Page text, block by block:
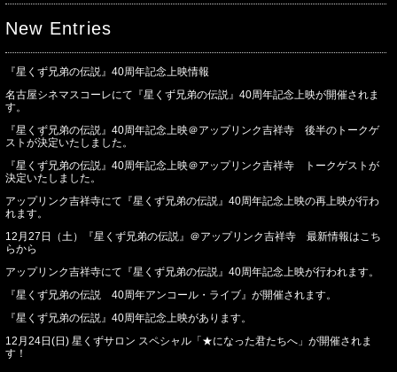
New Entries
『星くず兄弟の伝説』40周年記念上映情報
名古屋シネマスコーレにて『星くず兄弟の伝説』40周年記念上映が開催されま
す。
『星くず兄弟の伝説』40周年記念上映＠アップリンク吉祥寺 後半のトークゲ
ストが決定いたしました。
『星くず兄弟の伝説』40周年記念上映＠アップリンク吉祥寺 トークゲストが
決定いたしました。
アップリンク吉祥寺にて『星くず兄弟の伝説』40周年記念上映の再上映が行わ
れます。
12月27日（土）『星くず兄弟の伝説』＠アップリンク吉祥寺 最新情報はこち
らから
アップリンク吉祥寺にて『星くず兄弟の伝説』40周年記念上映が行われます。
『星くず兄弟の伝説 40周年アンコール・ライブ』が開催されます。
『星くず兄弟の伝説』40周年記念上映があります。
12月24日(日) 星くずサロン スペシャル「★になった君たちへ」が開催されま
す！